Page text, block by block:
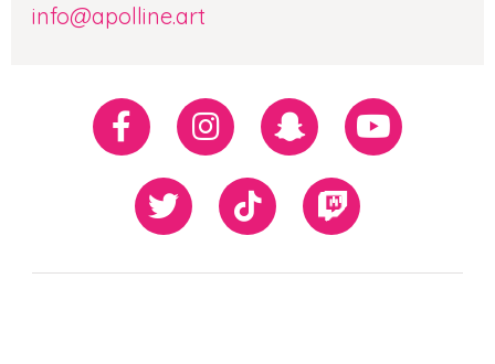
info@apolline.art
Réseaux
sociaux
FacebookInstagramSnapchatYoutube
Twiiter TikTok Twitch